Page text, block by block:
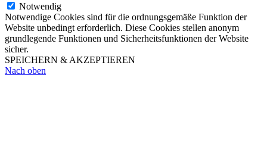
Notwendig
Notwendige Cookies sind für die ordnungsgemäße Funktion der
Website unbedingt erforderlich. Diese Cookies stellen anonym
grundlegende Funktionen und Sicherheitsfunktionen der Website
sicher.
SPEICHERN & AKZEPTIEREN
Nach oben